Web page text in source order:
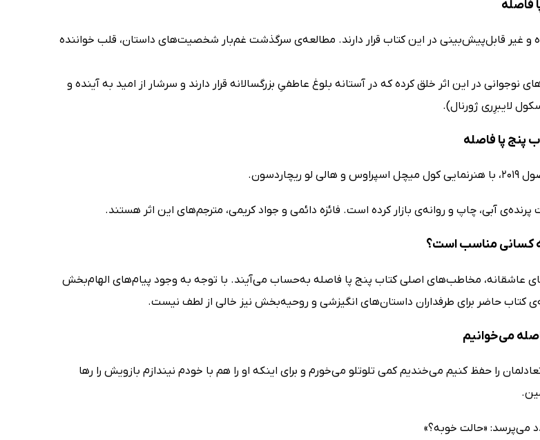
فاصله
غیر قابل‌پیش‌بینی در این کتاب قرار دارند. مطالعه‌ی سرگذشت غم‌بار شخصیت‌های داستان، قلب خواننده
در این اثر خلق کرده که در آستانه بلوغ عاطفیِ بزرگسالانه قرار دارند و سرشار از امید به آینده و
لایبرِری ژورنال).
پنج پا فاصله
پرنده‌ی آبی، چاپ و روانه‌ی بازار کرده است. فائزه دائمی و جواد کریمی، مترجم‌های این اثر هستند.
کسانی مناسب است؟
عاشقانه، مخاطب‌های اصلی کتاب پنج پا فاصله به‌حساب می‌آیند. با توجه به وجود پیام‌های الهام‌بخش
کتاب حاضر برای طرفداران داستان‌های انگیزشی و روحیه‌بخش نیز خالی از لطف نیست.
می‌خوانیم
را حفظ کنیم می‌خندیم کمی تلوتلو می‌خورم و برای اینکه او را هم با خودم نیندازم بازویش را رها
می‌پرسد: «حالت خوبه؟»